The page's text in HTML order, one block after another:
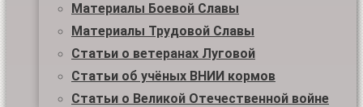
Материалы Боевой Славы
Материалы Трудовой Славы
Статьи о ветеранах Луговой
Статьи об учёных ВНИИ кормов
Статьи о Великой Отечественной войне